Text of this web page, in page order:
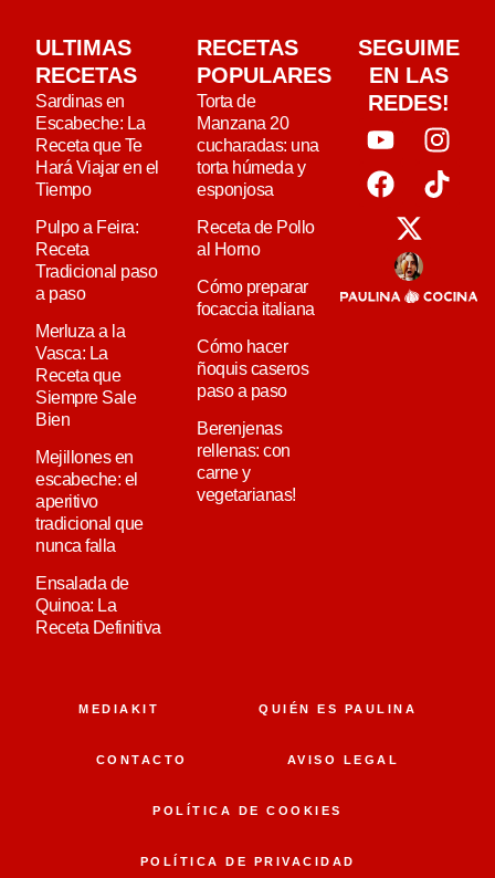
ULTIMAS
RECETAS
Sardinas en
Escabeche: La
Receta que Te
Hará Viajar en el
Tiempo
Pulpo a Feira:
Receta
Tradicional paso
a paso
Merluza a la
Vasca: La
Receta que
Siempre Sale
Bien
Mejillones en
escabeche: el
aperitivo
tradicional que
nunca falla
Ensalada de
Quinoa: La
Receta Definitiva
RECETAS
POPULARES
Torta de
Manzana 20
cucharadas: una
torta húmeda y
esponjosa
Receta de Pollo
al Horno
Cómo preparar
focaccia italiana
Cómo hacer
ñoquis caseros
paso a paso
Berenjenas
rellenas: con
carne y
vegetarianas!
SEGUIME
EN LAS
REDES!
MEDIAKIT QUIÉN ES PAULINA
CONTACTO AVISO LEGAL
POLÍTICA DE COOKIES
POLÍTICA DE PRIVACIDAD